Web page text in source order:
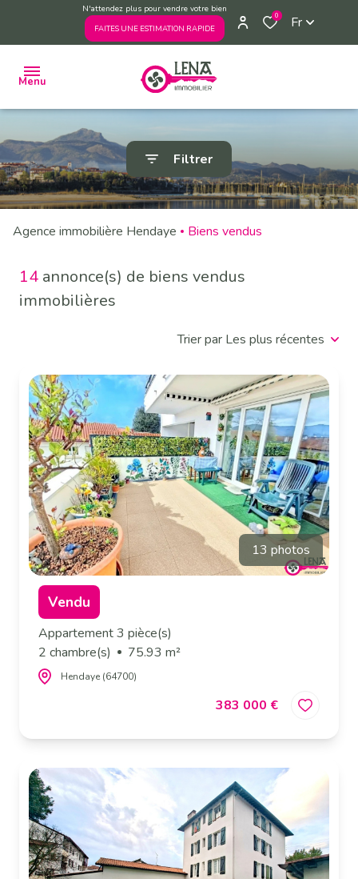
N'attendez plus pour vendre votre bien
FAITES UNE ESTIMATION RAPIDE
0 Fr
Menu
ACHETER
VENDRE
ESTIMER
VENDUS
L'AGENCE
Filtrer
Agence immobilière Hendaye Biens vendus
14 annonce(s) de biens vendus
immobilières
Trier par Les plus récentes
13 photos
Vendu
Appartement 3 pièce(s)
2 chambre(s)
75.93 m²
Hendaye (64700)
383 000 €